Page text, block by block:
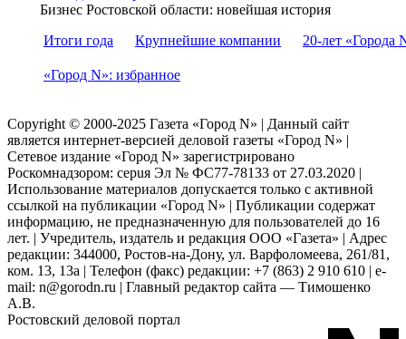
Бизнес Ростовской области: новейшая история
Итоги года
Крупнейшие компании 20-лет «Города
«Город N»: избранное
Copyright © 2000-2025 Газета «Город N» | Данный сайт
является интернет-версией деловой газеты «Город N» |
Сетевое издание «Город N» зарегистрировано
Роскомнадзором: серuя Эл № ФС77-78133 от 27.03.2020 |
Использование материалов допускается только с активной
ссылкой на публикации «Город N» | Публикации содержат
информацию, не предназначенную для пользователей до 16
лет. | Учредитель, издатель и редакция ООО «Газета» | Адрес
редакции: 344000, Ростов-на-Дону, ул. Варфоломеева, 261/81,
ком. 13, 13а | Телефон (факс) редакции: +7 (863) 2 910 610 | e-
mail: n@gorodn.ru | Главный редактор сайта — Тимошенко
А.В.
Ростовский деловой портал